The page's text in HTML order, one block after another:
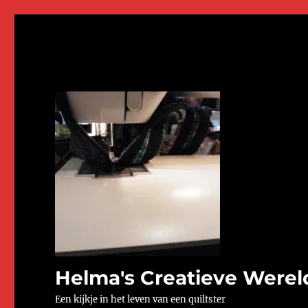
Helma's Creatieve
Een kijkje in het leven van een quiltster